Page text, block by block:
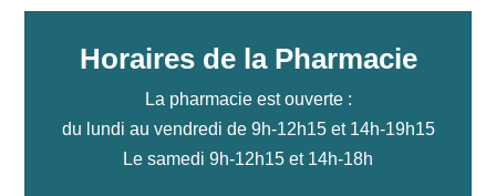
Horaires de la Pharmacie
La pharmacie est ouverte :
du lundi au vendredi de 9h-12h15 et 14h-19h15
Le samedi 9h-12h15 et 14h-18h